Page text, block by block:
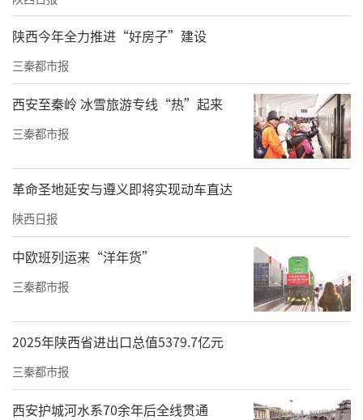
陕西今年全力推进“好房子”建设
三秦都市报
西安至秦岭 冰雪旅游专线“热”起来
三秦都市报
革命圣地延安与遵义即将实现动车直达
陕西日报
中欧班列运来“洋年货”
三秦都市报
2025年陕西省进出口总值5379.7亿元
三秦都市报
西安护城河水系70余年后全线贯通